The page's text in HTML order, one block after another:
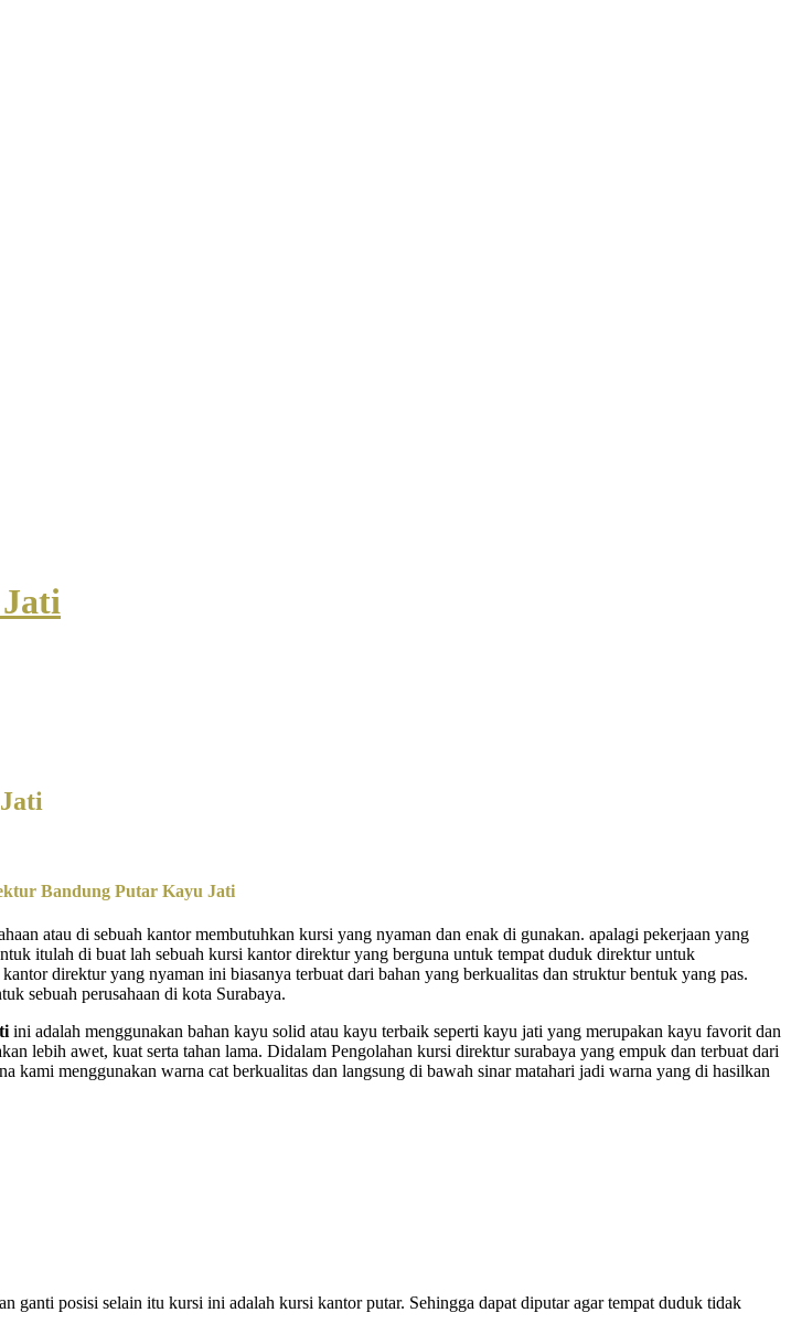
Bandung Putar Kayu Jati
atau di sebuah kantor membutuhkan kursi yang nyaman dan enak di gunakan. apalagi pekerjaan yang
itulah di buat lah sebuah kursi kantor direktur yang berguna untuk tempat duduk direktur untuk
direktur yang nyaman ini biasanya terbuat dari bahan yang berkualitas dan struktur bentuk yang pas.
sebuah perusahaan di kota Surabaya.
ini adalah menggunakan bahan kayu solid atau kayu terbaik seperti kayu jati yang merupakan kayu favorit dan
lebih awet, kuat serta tahan lama. Didalam Pengolahan kursi direktur surabaya yang empuk dan terbuat dari
kami menggunakan warna cat berkualitas dan langsung di bawah sinar matahari jadi warna yang di hasilkan
posisi selain itu kursi ini adalah kursi kantor putar. Sehingga dapat diputar agar tempat duduk tidak